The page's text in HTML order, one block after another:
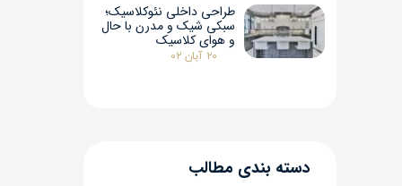
​​دسته بندی مطالب
طراحی داخلی نئوکلاسیک؛
سبکی شیک و مدرن با حال
و هوای کلاسیک
۲۰ آبان ۰۲